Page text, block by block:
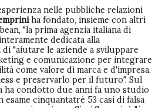
nelle pubbliche relazioni
ha fondato, insieme con altri
"la prima agenzia italiana di
dedicata alla
"aiutare le aziende a sviluppare
e comunicazione per integrare
come valore di marca e d'impresa,
e preservarlo per il futuro". Sul
ha condotto due anni fa uno studio
cinquantatré 53 casi di falsa